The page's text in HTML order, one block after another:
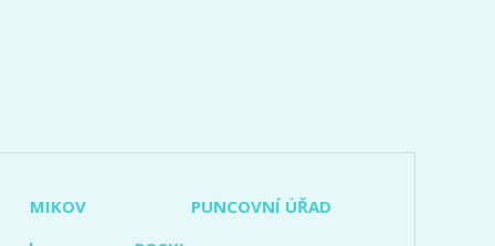
MIKOV
PUNCOVNÍ ÚŘAD